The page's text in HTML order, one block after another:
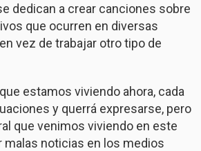
dedican a crear canciones sobre
que ocurren en diversas
vez de trabajar otro tipo de
estamos viviendo ahora, cada
y querrá expresarse, pero
que venimos viviendo en este
noticias en los medios